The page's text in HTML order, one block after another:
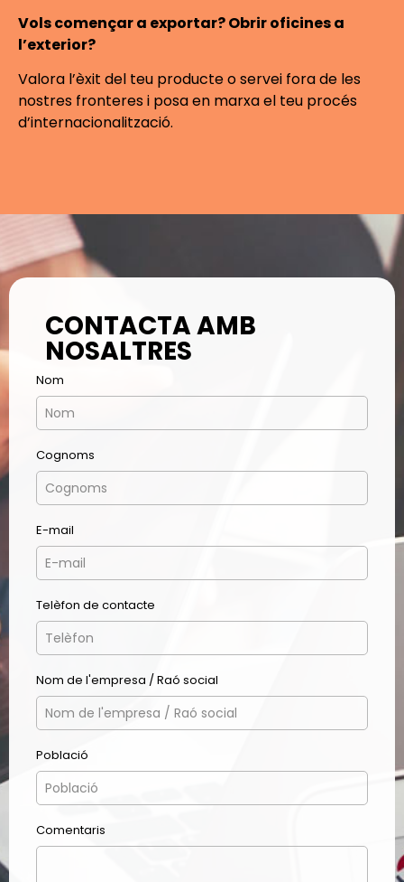
Vols començar a exportar? Obrir oficines a
l’exterior?
Valora l’èxit del teu producte o servei fora de les
nostres fronteres i posa en marxa el teu procés
d’internacionalització.
CONTACTA AMB
NOSALTRES
Nom
Cognoms
E-mail
Telèfon de contacte
Nom de l'empresa / Raó social
Població
Comentaris